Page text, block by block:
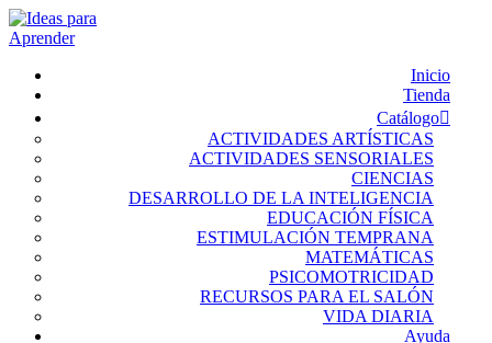
Inicio
Tienda
Catálogo
ACTIVIDADES ARTÍSTICAS
ACTIVIDADES SENSORIALES
CIENCIAS
DESARROLLO DE LA INTELIGENCIA
EDUCACIÓN FÍSICA
ESTIMULACIÓN TEMPRANA
MATEMÁTICAS
PSICOMOTRICIDAD
RECURSOS PARA EL SALÓN
VIDA DIARIA
Ayuda